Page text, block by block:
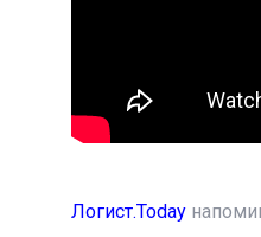
Логист.Today